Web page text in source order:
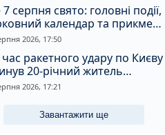
серпня свято: головні події,
календар та прикмети
2026, 17:50
час ракетного удару по Києву
20-річний житель
2026, 17:21
Завантажити ще